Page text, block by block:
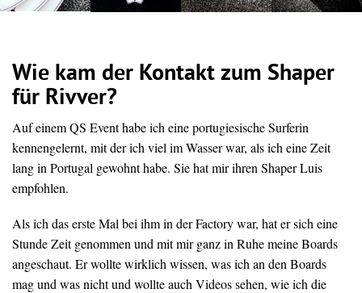
Wie kam der Kontakt zum Shaper
für Rivver?
Auf einem QS Event habe ich eine portugiesische Surferin
kennengelernt, mit der ich viel im Wasser war, als ich eine Zeit
lang in Portugal gewohnt habe. Sie hat mir ihren Shaper Luis
empfohlen.
Als ich das erste Mal bei ihm in der Factory war, hat er sich eine
Stunde Zeit genommen und mit mir ganz in Ruhe meine Boards
angeschaut. Er wollte wirklich wissen, was ich an den Boards
mag und was nicht und wollte auch Videos sehen, wie ich die